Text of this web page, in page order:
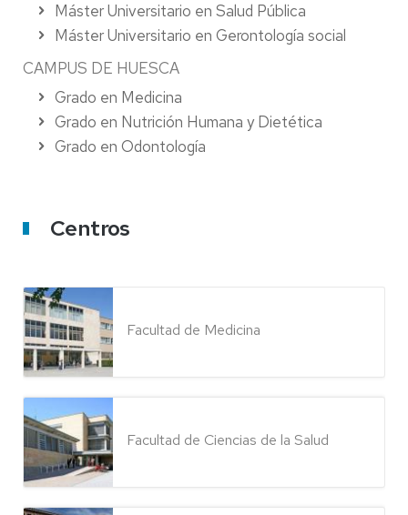
Máster Universitario en Salud Pública
Máster Universitario en Gerontología social
CAMPUS DE HUESCA
Grado en Medicina
Grado en Nutrición Humana y Dietética
Grado en Odontología
Centros
Facultad de Medicina
Facultad de Ciencias de la Salud